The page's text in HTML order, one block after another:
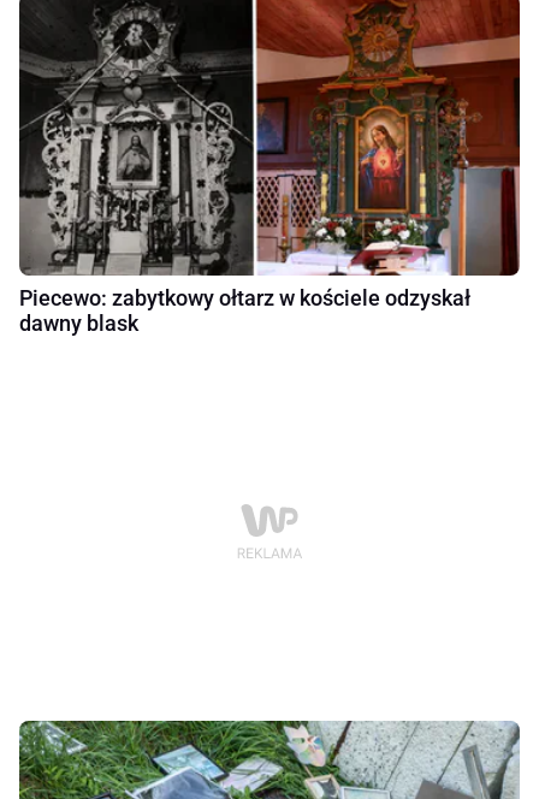
Piecewo: zabytkowy ołtarz w kościele odzyskał
dawny blask